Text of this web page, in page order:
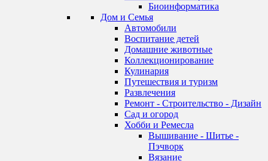
Биоинформатика
Дом и Семья
Автомобили
Воспитание детей
Домашние животные
Коллекционирование
Кулинария
Путешествия и туризм
Развлечения
Ремонт - Строительство - Дизайн
Сад и огород
Хобби и Ремесла
Вышивание - Шитье -
Пэчворк
Вязание